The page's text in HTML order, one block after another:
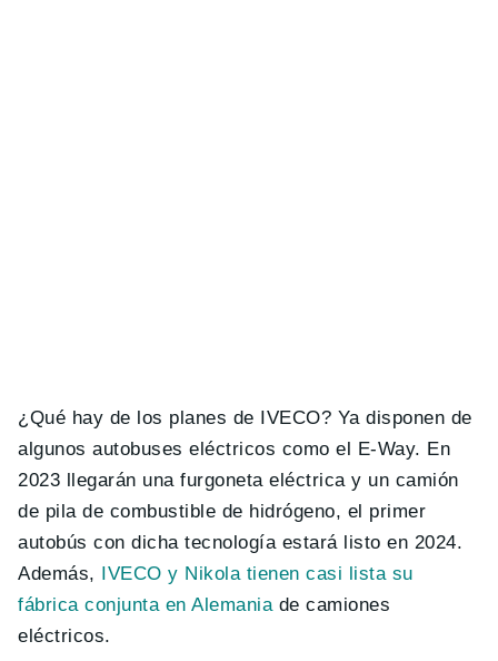
¿Qué hay de los planes de IVECO? Ya disponen de
algunos autobuses eléctricos como el E-Way. En
2023 llegarán una furgoneta eléctrica y un camión
de pila de combustible de hidrógeno, el primer
autobús con dicha tecnología estará listo en 2024.
Además, IVECO y Nikola tienen casi lista su
fábrica conjunta en Alemania de camiones
eléctricos.